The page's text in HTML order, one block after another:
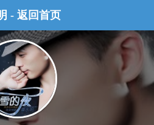
- 返回首页